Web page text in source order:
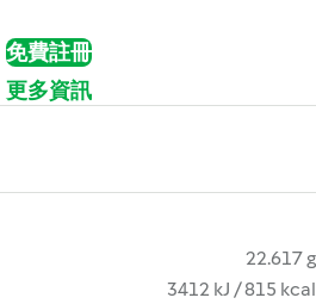
免費註冊
更多資訊
22.617 g
3412 kJ / 815 kcal